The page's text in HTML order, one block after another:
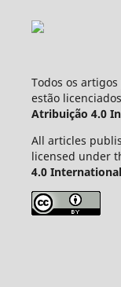
Todos os
estão
Atribuição 4.0
All articles
licensed under
4.0 International